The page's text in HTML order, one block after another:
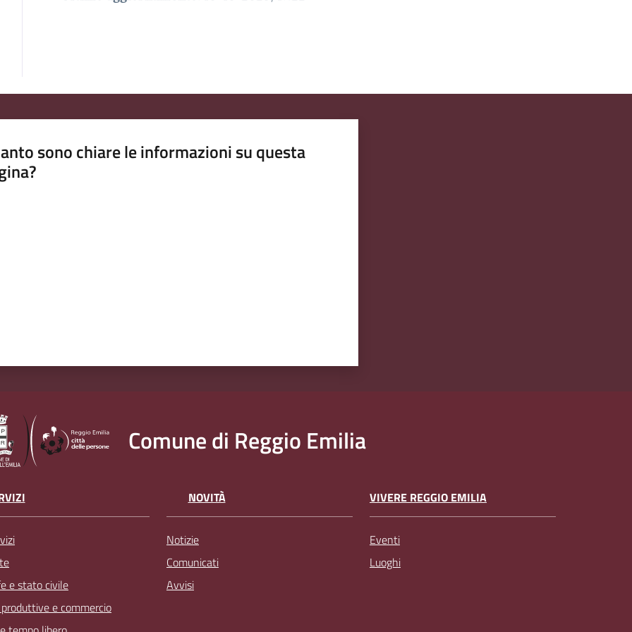
sono chiare le informazioni su questa
Comune di Reggio Emilia
e stato civile
e commercio
NOVITÀ
Notizie
Comunicati
Avvisi
VIVERE REGGIO EMILIA
Eventi
Luoghi